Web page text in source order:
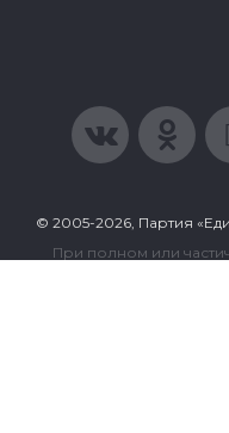
© 2005-2026, Партия
При полном или